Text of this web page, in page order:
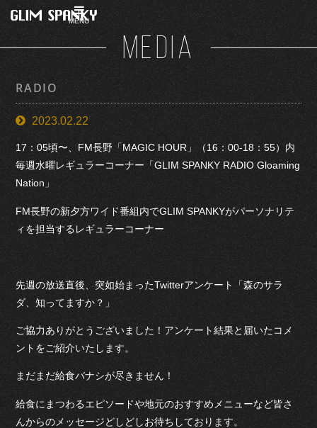
MENU
MEDIA
RADIO
2023.02.22
17：05頃〜、FM長野「MAGIC HOUR」（16：00-18：55）内
毎週水曜レギュラーコーナー「GLIM SPANKY RADIO Gloaming
Nation」
FM長野の新夕方ワイド番組内でGLIM SPANKYがパーソナリテ
ィを担当するレギュラーコーナー
先週の放送直後、突如始まったTwitterアンケート「森のサラ
ダ、知ってますか？」
ご協力ありがとうございました！アンケート結果と届いたコメ
ントをご紹介いたします。
まだまだ給食バナシが尽きません！
給食にまつわるエピソードや地元のおすすめメニューなど皆さ
んからのメッセージどしどしお待ちしております。